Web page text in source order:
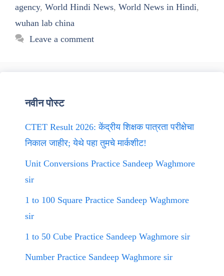
agency, World Hindi News, World News in Hindi,
wuhan lab china
Leave a comment
नवीन पोस्ट
CTET Result 2026: केंद्रीय शिक्षक पात्रता परीक्षेचा
निकाल जाहीर; येथे पहा तुमचे मार्कशीट!
Unit Conversions Practice Sandeep Waghmore
sir
1 to 100 Square Practice Sandeep Waghmore
sir
1 to 50 Cube Practice Sandeep Waghmore sir
Number Practice Sandeep Waghmore sir